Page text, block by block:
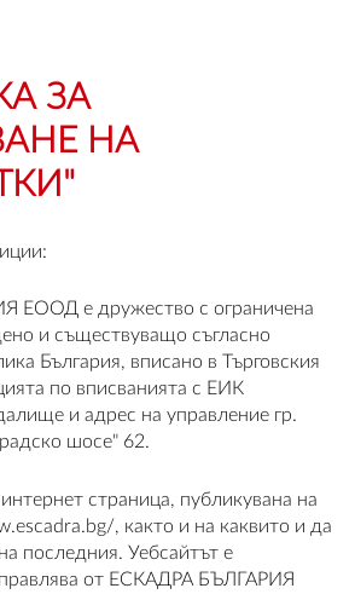
ЗА
НА
ЕООД е дружество с ограничена
и съществуващо съгласно
България, вписано в Търговския
по вписванията с ЕИК
и адрес на управление гр.
шосе" 62.
страница, публикувана на
, както и на каквито и да
последния. Уебсайтът е
от ЕСКАДРА БЪЛГАРИЯ